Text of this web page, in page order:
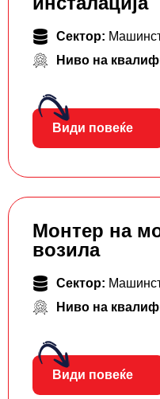
Сектор:
Ниво на
Види повеќе
Монтер на
возила
Сектор:
Ниво на
Види повеќе